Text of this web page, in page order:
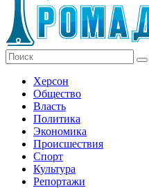
Херсон
Общество
Власть
Политика
Экономика
Происшествия
Спорт
Культура
Репортажи